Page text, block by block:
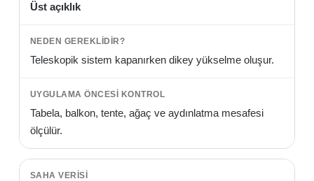
Üst açıklık
Teleskopik sistem kapanırken dikey yükselme oluşur.
Tabela, balkon, tente, ağaç ve aydınlatma mesafesi
ölçülür.